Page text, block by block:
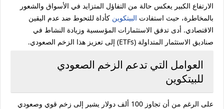
الارتفاع الكبير يعكس حالة من التفاؤل المتزايد في الأسواق والشعور
بالمخاطرة، حيث استفادت البيتكوين كأداة للتحوط ضد عدم اليقين
الاقتصادي. أدى تدفق الاستثمارات المؤسسية وزيادة النشاط في
صناديق الاستثمار المتداولة (ETFs) إلى تعزيز هذا الزخم الصعودي.
العوامل التي تدعم الزخم الصعودي
للبيتكوين
على الرغم من أن تجاوز 100 ألف دولار يشير إلى زخم قوي وصعودي